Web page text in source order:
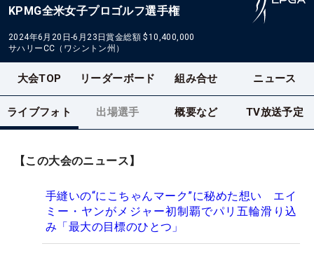
KPMG全米女子プロゴルフ選手権
2024年6月20日-6月23日賞金総額 $10,400,000
サハリーCC（ワシントン州）
大会TOP リーダーボード 組み合せ ニュース
ライブフォト 出場選手 概要など TV放送予定
【この大会のニュース】
手縫いの“にこちゃんマーク”に秘めた想い エイ
ミー・ヤンがメジャー初制覇でパリ五輪滑り込
み「最大の目標のひとつ」